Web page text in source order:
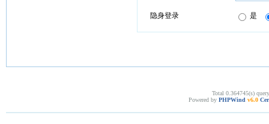
隐身登录 是
Total 0.364745(s)
Powered by PHPWind v6.0